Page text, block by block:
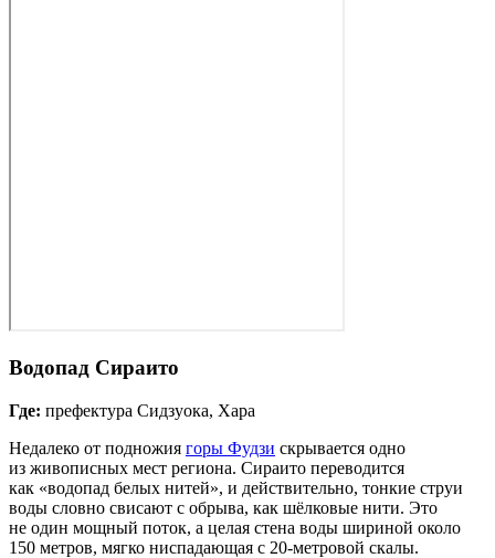
Водопад Сираито
Где: префектура Сидзуока, Хара
Недалеко от подножия горы Фудзи скрывается одно
из живописных мест региона. Сираито переводится
как «водопад белых нитей», и действительно, тонкие струи
воды словно свисают с обрыва, как шёлковые нити. Это
не один мощный поток, а целая стена воды шириной около
150 метров, мягко ниспадающая с 20‑метровой скалы.